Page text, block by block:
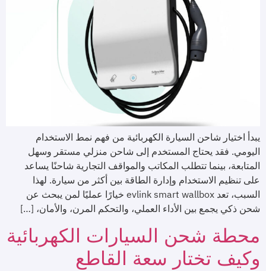
يبدأ اختيار شاحن السيارة الكهربائية من فهم نمط الاستخدام
اليومي. فقد يحتاج المستخدم إلى شاحن منزلي مستقر وسهل
المتابعة، بينما تتطلب المكاتب والمواقف التجارية شاحنًا يساعد
على تنظيم الاستخدام وإدارة الطاقة بين أكثر من سيارة. لهذا
السبب، تعد evlink smart wallbox خيارًا عمليًا لمن يبحث عن
شحن ذكي يجمع بين الأداء العملي، والتحكم المرن، والأمان، […]
محطة شحن السيارات الكهربائية
وكيف تختار سعة القاطع